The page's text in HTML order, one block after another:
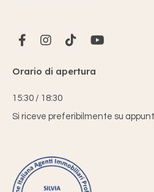
Orario di apertura
15:30 / 18:30
Si riceve preferibilmente su